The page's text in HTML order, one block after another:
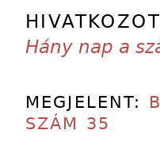
Hány nap a
MEGJELENT:
SZÁM 35